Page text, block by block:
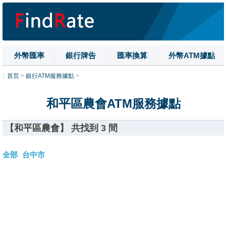
外幣匯率 銀行牌告 匯率換算 外幣ATM據點
| 名詞解釋 | 換匯技巧
:: 首页 > 銀行ATM服務據點 >
和平區農會ATM服務據點
【和平區農會】 共找到 3 間
全部 台中市